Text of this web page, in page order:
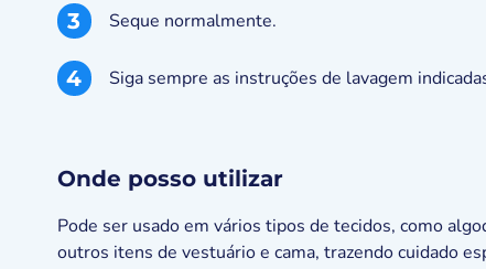
3 Seque normalmente.
4 Siga sempre as instruções de lavagem
Onde posso utilizar
Pode ser usado em vários tipos de tecidos, como
outros itens de vestuário e cama, trazendo cuidado